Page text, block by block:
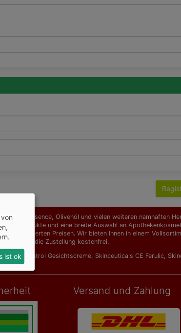
Dermasence, Olivenöl und vielen weiteren namhaften
und eine breite Auswahl an
reduzierten Preisen. Wir bieten Ihnen in einem
EUR ist die Zustellung kostenfrei.
AtopiControl Gesichtscreme, Skinceuticals CE Ferulic,
Versand und Zahlung
ist ok